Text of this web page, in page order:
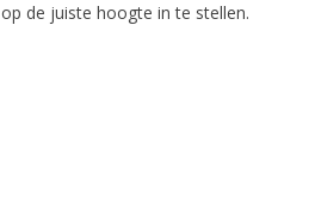
op de juiste hoogte in te stellen.